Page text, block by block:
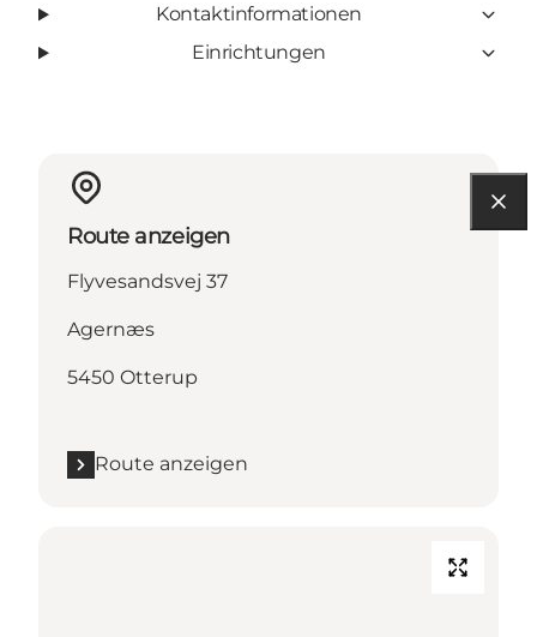
Kontaktinformationen
Einrichtungen
Route anzeigen
Flyvesandsvej 37
Agernæs
5450 Otterup
Route anzeigen